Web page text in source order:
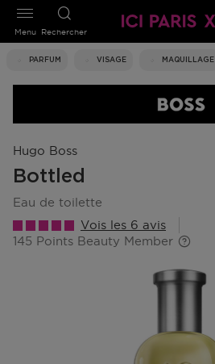
Rechercher
PARFUM VISAGE MAQUILLAGE
Menu
Hugo Boss
Bottled
eau de toilette
Vois les 6 avis
145 Points Beauty Member